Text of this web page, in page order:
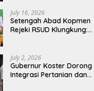
July 16, 2026
Setengah Abad Kopmen
Rejeki RSUD Klungkung:
Inovasi Digital
July 2, 2026
Gubernur Koster Dorong
Integrasi Pertanian dan